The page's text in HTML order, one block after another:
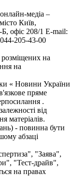
медіа –
Київ,
офіс 208/1 E-mail:
205-43-00
розміщених на
на
« Новини України
пряме
.
від
матеріалів.
- повинна бути
абзаці
"Заява",
"Тест-драйв",
на правах